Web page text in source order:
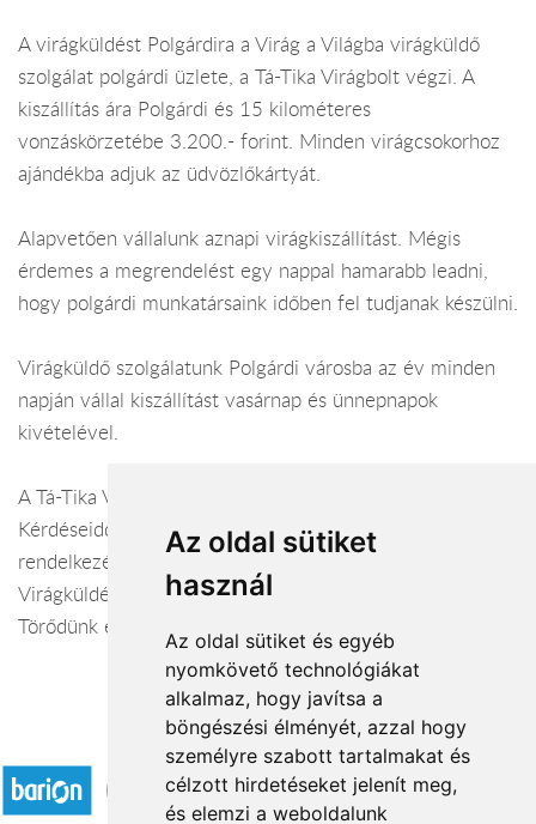
Az oldal sütiket
használ
Az oldal sütiket és egyéb
nyomkövető technológiákat
alkalmaz, hogy javítsa a
böngészési élményét, azzal hogy
személyre szabott tartalmakat és
célzott hirdetéseket jelenít meg,
és elemzi a weboldalunk
A virágküldést Polgárdira a Virág a Világba virágküldő
szolgálat polgárdi üzlete, a Tá-Tika Virágbolt végzi. A
kiszállítás ára Polgárdi és 15 kilométeres
vonzáskörzetébe 3.200.- forint. Minden virágcsokorhoz
ajándékba adjuk az üdvözlőkártyát.
Alapvetően vállalunk aznapi virágkiszállítást. Mégis
érdemes a megrendelést egy nappal hamarabb leadni,
hogy polgárdi munkatársaink időben fel tudjanak készülni.
Virágküldő szolgálatunk Polgárdi városba az év minden
napján vállal kiszállítást vasárnap és ünnepnapok
kivételével.
A Tá-Tika Virágbolt webáruháza:
Kérdéseiddel kapcsolatban örömmel állunk
rendelkezésedre.
Virágküldés Polgárdi
Törődünk egymással
Elfogadott fizetési módok